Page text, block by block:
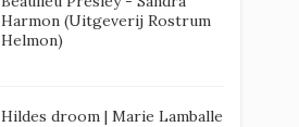
Harmon (Uitgeverij Rostrum
Helmon)
Hildes droom | Marie Lamballe